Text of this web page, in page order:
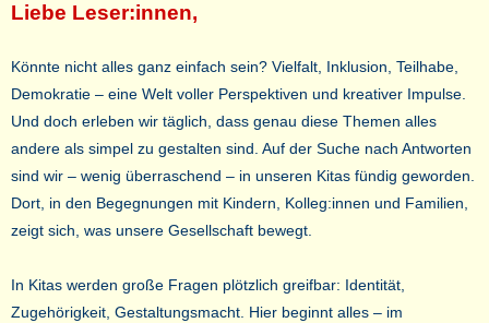
Liebe Leser:innen,
Könnte nicht alles ganz einfach sein? Vielfalt, Inklusion, Teilhabe,
Demokratie – eine Welt voller Perspektiven und kreativer Impulse.
Und doch erleben wir täglich, dass genau diese Themen alles
andere als simpel zu gestalten sind. Auf der Suche nach Antworten
sind wir – wenig überraschend – in unseren Kitas fündig geworden.
Dort, in den Begegnungen mit Kindern, Kolleg:innen und Familien,
zeigt sich, was unsere Gesellschaft bewegt.
In Kitas werden große Fragen plötzlich greifbar: Identität,
Zugehörigkeit, Gestaltungsmacht. Hier beginnt alles – im